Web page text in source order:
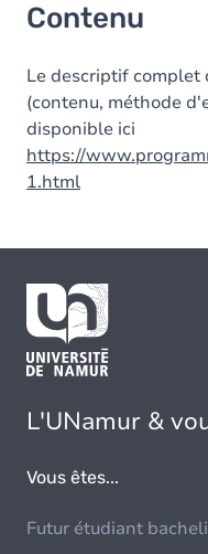
Contenu
Le descriptif
(contenu, méthode
disponible ici
https://
1.html
L'UNamur &
Vous êtes...
Futur étudiant